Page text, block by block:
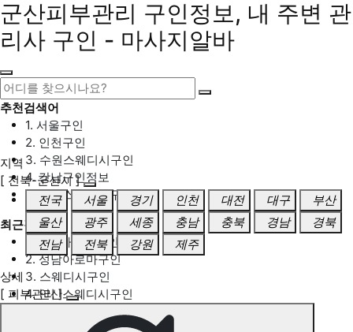
군산피부관리 구인정보, 내 주변 관
리사 구인 - 마사지알바
추천검색어
1. 서울구인
2. 인천구인
3. 수원스웨디시구인
4. 강남구인정보
5. 동탄스웨디시구인
최근검색어
1. 일산마사지구인
2. 성남아로마구인
3. 스웨디시구인
4. 안산스웨디시구인
지역
[ 전북-군산시 ]
전국
서울 경기 인천 대전 대구
부산
울산
광주 세종 충남 충북 경남
경북
전남
전북 강원 제주
상세
[ 피부관리 ]